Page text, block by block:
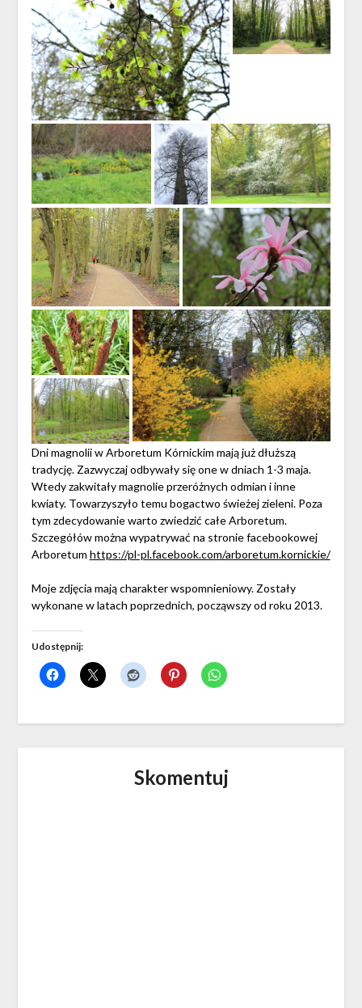
Dni magnolii w Arboretum Kórnickim mają już dłuższą
tradycję. Zazwyczaj odbywały się one w dniach 1-3 maja.
Wtedy zakwitały magnolie przeróżnych odmian i inne
kwiaty. Towarzyszyło temu bogactwo świeżej zieleni. Poza
tym zdecydowanie warto zwiedzić całe Arboretum.
Szczegółów można wypatrywać na stronie facebookowej
Arboretum https://pl-pl.facebook.com/arboretum.kornickie/
Moje zdjęcia mają charakter wspomnieniowy. Zostały
wykonane w latach poprzednich, począwszy od roku 2013.
Udostępnij:
Skomentuj